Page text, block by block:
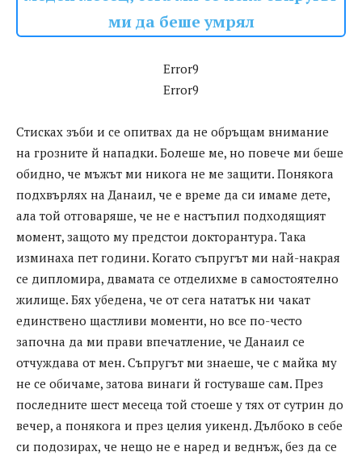
ми да беше умрял
Error9
Error9
Стисках зъби и се опитвах да не обръщам внимание
на грозните й нападки. Болеше ме, но повече ми беше
обидно, че мъжът ми никога не ме защити. Понякога
подхвърлях на Данаил, че е време да си имаме дете,
ала той отговаряше, че не е настъпил подходящият
момент, защото му предстои докторантура. Така
изминаха пет години. Когато съпругът ми най-накрая
се дипломира, двамата се отделихме в самостоятелно
жилище. Бях убедена, че от сега нататък ни чакат
единствено щастливи моменти, но все по-често
започна да ми прави впечатление, че Данаил се
отчуждава от мен. Съпругът ми знаеше, че с майка му
не се обичаме, затова винаги й гостуваше сам. През
последните шест месеца той стоеше у тях от сутрин до
вечер, а понякога и през целия уикенд. Дълбоко в себе
си подозирах, че нещо не е наред и веднъж, без да се